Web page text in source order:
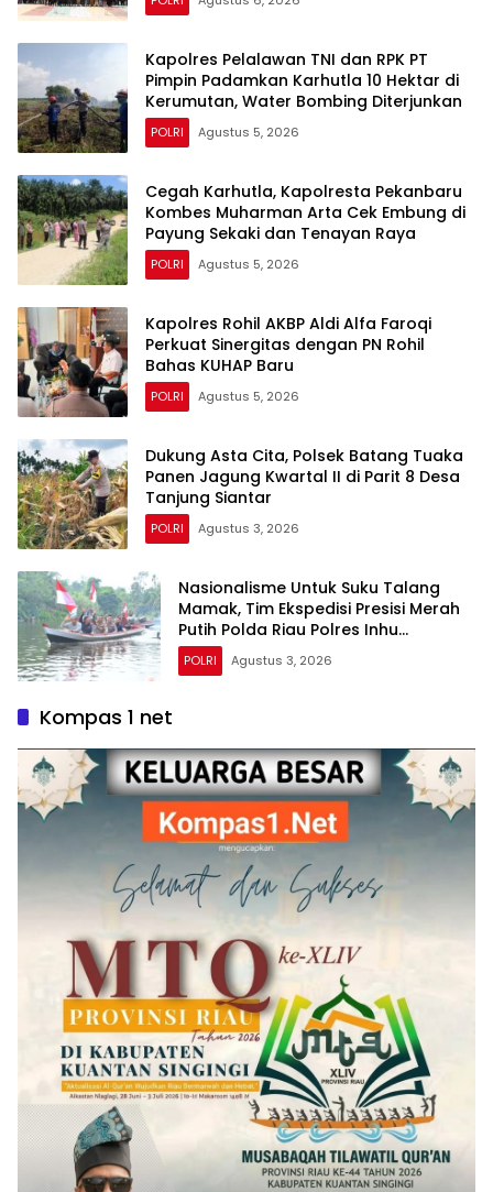
Kapolres Pelalawan TNI dan RPK PT
Pimpin Padamkan Karhutla 10 Hektar di
Kerumutan, Water Bombing Diterjunkan
POLRI Agustus 5, 2026
Cegah Karhutla, Kapolresta Pekanbaru
Kombes Muharman Arta Cek Embung di
Payung Sekaki dan Tenayan Raya
POLRI Agustus 5, 2026
Kapolres Rohil AKBP Aldi Alfa Faroqi
Perkuat Sinergitas dengan PN Rohil
Bahas KUHAP Baru
POLRI Agustus 5, 2026
Dukung Asta Cita, Polsek Batang Tuaka
Panen Jagung Kwartal II di Parit 8 Desa
Tanjung Siantar
POLRI Agustus 3, 2026
Nasionalisme Untuk Suku Talang
Mamak, Tim Ekspedisi Presisi Merah
Putih Polda Riau Polres Inhu
Hantarkan Bendera, Bansos Hingga
Tanam Pohon Bersama
POLRI Agustus 3, 2026
Kompas 1 net